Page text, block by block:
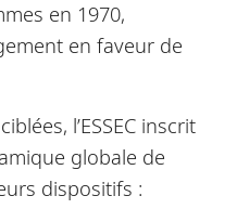
en 1970,
en faveur de
l’ESSEC inscrit
globale de
dispositifs :